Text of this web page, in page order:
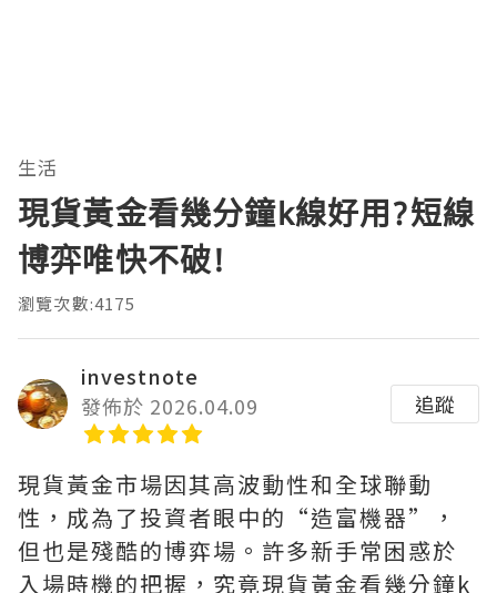
生活
現貨黃金看幾分鐘k線好用?短線
博弈唯快不破!
瀏覽次數:4175
investnote
發佈於 2026.04.09
追蹤
現貨黃金市場因其高波動性和全球聯動
性，成為了投資者眼中的“造富機器”，
但也是殘酷的博弈場。許多新手常困惑於
入場時機的把握，究竟現貨黃金看幾分鐘k